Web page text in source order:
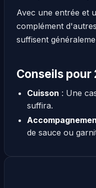
Avec une entrée et
complément
suffisent
Conseils pour
Cuisson : Une
suffira.
de sauce ou